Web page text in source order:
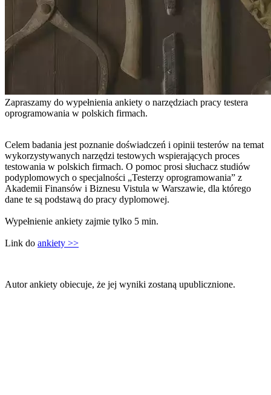
Zapraszamy do wypełnienia ankiety o narzędziach pracy testera
oprogramowania w polskich firmach.
Celem badania jest poznanie doświadczeń i opinii testerów na temat
wykorzystywanych narzędzi testowych wspierających proces
testowania w polskich firmach. O pomoc prosi słuchacz studiów
podyplomowych o specjalności „Testerzy oprogramowania” z
Akademii Finansów i Biznesu Vistula w Warszawie, dla którego
dane te są podstawą do pracy dyplomowej.
Wypełnienie ankiety zajmie tylko 5 min.
Link do ankiety >>
Autor ankiety obiecuje, że jej wyniki zostaną upublicznione.